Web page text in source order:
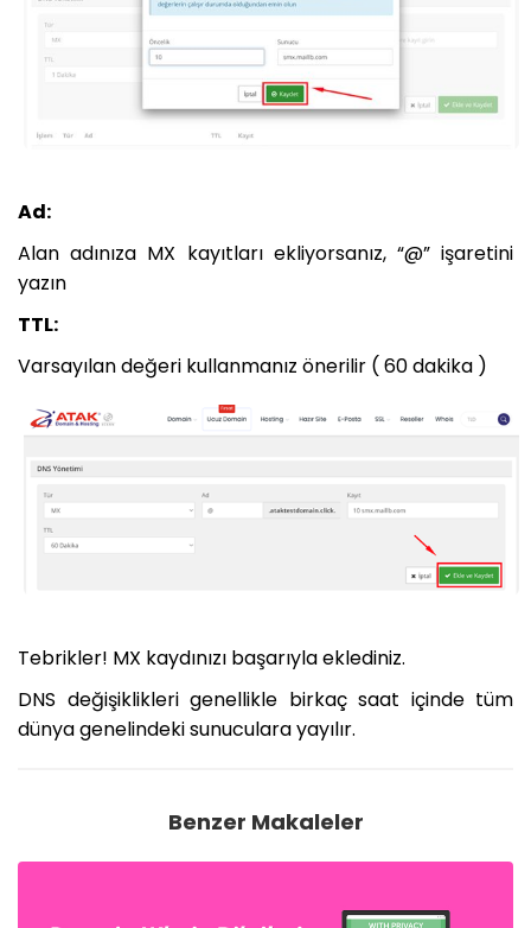
Ad:
Alan adınıza MX kayıtları ekliyorsanız, “@” işaretini
yazın
TTL:
Varsayılan değeri kullanmanız önerilir ( 60 dakika )
Tebrikler! MX kaydınızı başarıyla eklediniz.
DNS değişiklikleri genellikle birkaç saat içinde tüm
dünya genelindeki sunuculara yayılır.
Benzer Makaleler